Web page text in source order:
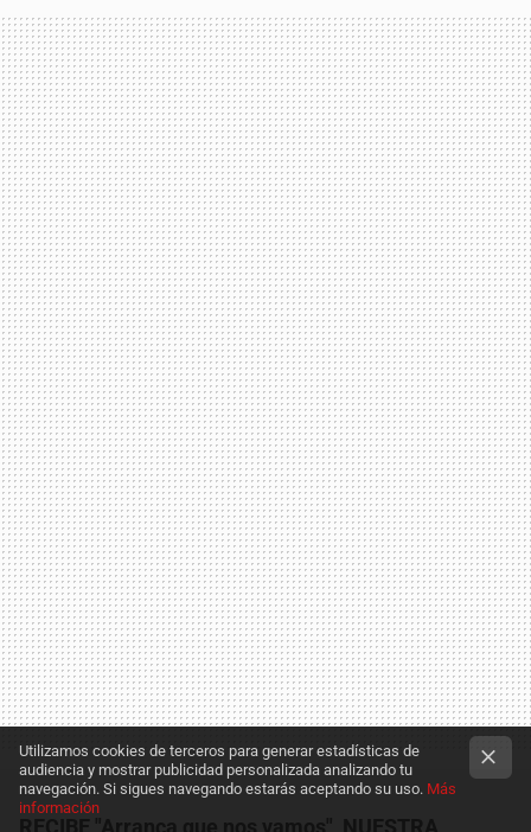
Utilizamos cookies de terceros para generar estadísticas de
audiencia y mostrar publicidad personalizada analizando tu
navegación. Si sigues navegando estarás aceptando su uso. Más
información